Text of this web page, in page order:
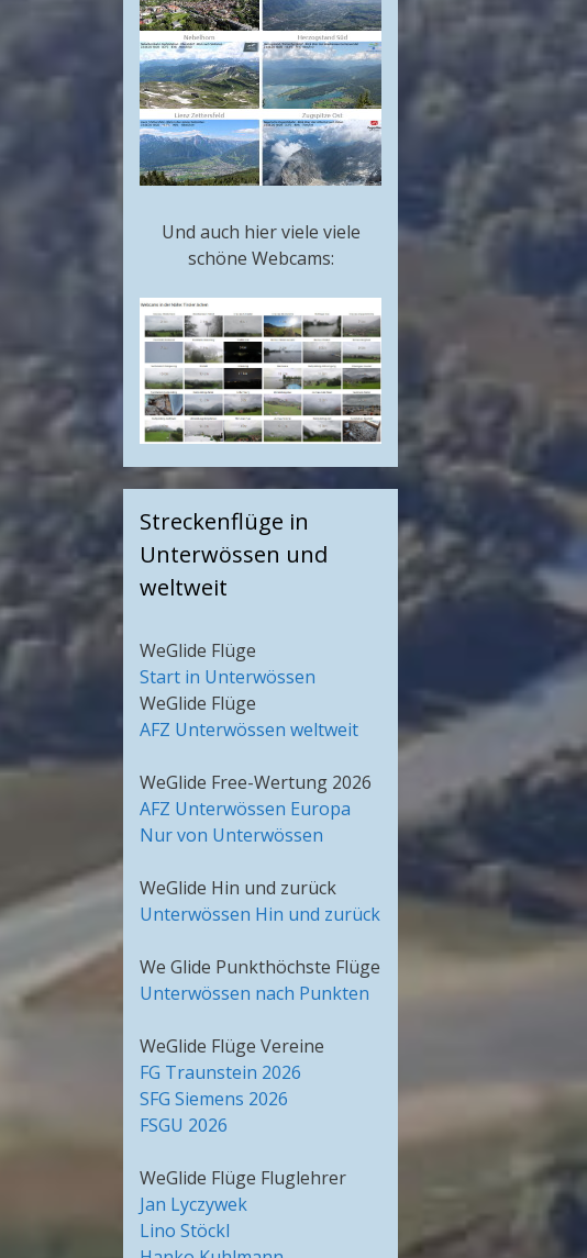
Und auch hier viele viele
schöne Webcams:
Streckenflüge in
Unterwössen und
weltweit
WeGlide Flüge
Start in Unterwössen
WeGlide Flüge
AFZ Unterwössen weltweit
WeGlide Free-Wertung 2026
AFZ Unterwössen Europa
Nur von Unterwössen
WeGlide Hin und zurück
Unterwössen Hin und zurück
We Glide Punkthöchste Flüge
Unterwössen nach Punkten
WeGlide Flüge Vereine
FG Traunstein 2026
SFG Siemens 2026
FSGU 2026
WeGlide Flüge Fluglehrer
Jan Lyczywek
Lino Stöckl